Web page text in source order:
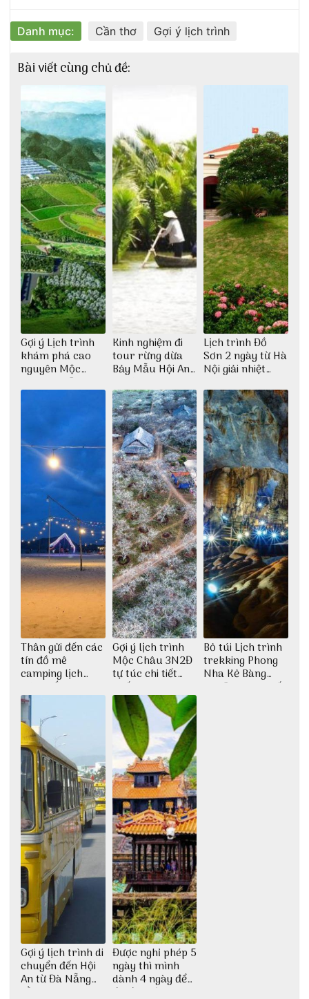
Danh mục: Cần thơ Gợi ý lịch trình
Bài viết cùng chủ đề:
Gợi ý Lịch trình
khám phá cao
nguyên Mộc
Châu 2N1Đ cực
chi tiết
Kinh nghiệm đi
tour rừng dừa
Bảy Mẫu Hội An
Lịch trình Đồ
Sơn 2 ngày từ Hà
Nội giải nhiệt
Thân gửi đến các
tín đồ mê
camping lịch
trình cắm trại
Huế tự túc 2N1Đ
chi tiết nhất
Gợi ý lịch trình
Mộc Châu 3N2Đ
tự túc chi tiết
nhất
Bỏ túi Lịch trình
trekking Phong
Nha Kẻ Bàng
3N2Đ cực chi tiết
Gợi ý lịch trình di
chuyển đến Hội
An từ Đà Nẵng
bằng xe bus
Được nghỉ phép 5
ngày thì mình
dành 4 ngày để
đu đưa Lịch